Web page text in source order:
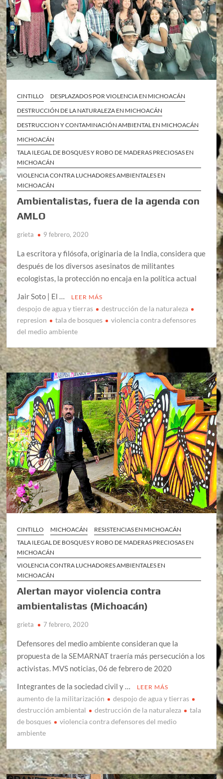
CINTILLO
DESPLAZADOS POR VIOLENCIA EN MICHOACÁN
DESTRUCCIÓN DE LA NATURALEZA EN MICHOACÁN
DESTRUCCION Y CONTAMINACIÓN AMBIENTAL EN MICHOACÁN
MICHOACÁN
TALA ILEGAL DE BOSQUES Y ROBO DE MADERAS PRECIOSAS EN
MICHOACÁN
VIOLENCIA CONTRA LUCHADORES AMBIENTALES EN
MICHOACÁN
Ambientalistas, fuera de la agenda con
AMLO
grieta 9 febrero, 2020
La escritora y filósofa, originaria de la India, considera que
después de los diversos asesinatos de militantes
ecologistas, la protección no encaja en la política actual
Jair Soto | El …
LEER MÁS
despojo de agua y tierras
destrucción de la naturaleza
represion
tala de bosques
violencia contra defensores
del medio ambiente
CINTILLO MICHOACÁN
RESISTENCIAS EN MICHOACÁN
TALA ILEGAL DE BOSQUES Y ROBO DE MADERAS PRECIOSAS EN
MICHOACÁN
VIOLENCIA CONTRA LUCHADORES AMBIENTALES EN
MICHOACÁN
Alertan mayor violencia contra
ambientalistas (Michoacán)
grieta 7 febrero, 2020
Defensores del medio ambiente consideran que la
propuesta de la SEMARNAT traería más persecución a los
activistas. MVS noticias, 06 de febrero de 2020
Integrantes de la sociedad civil y …
LEER MÁS
aumento de la militarización
despojo de agua y tierras
destrucción ambiental
destrucción de la naturaleza
tala
de bosques
violencia contra defensores del medio
ambiente